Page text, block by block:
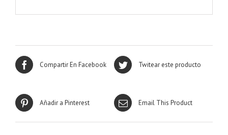
Compartir En Facebook Twitear este producto
Añadir a Pinterest Email This Product